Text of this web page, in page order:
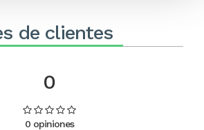
de clientes
0
0 opiniones